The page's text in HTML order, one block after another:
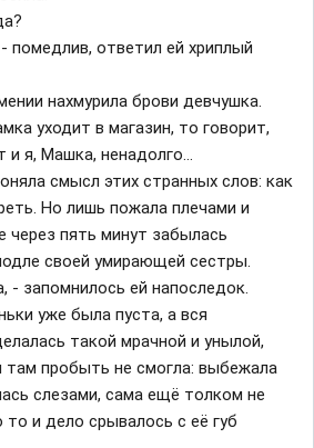
помедлив, ответил ей хриплый
нахмурила брови девчушка.
уходит в магазин, то говорит,
и я, Машка, ненадолго…
смысл этих странных слов: как
Но лишь пожала плечами и
через пять минут забылась
своей умирающей сестры.
- запомнилось ей напоследок.
уже была пуста, а вся
такой мрачной и унылой,
пробыть не смогла: выбежала
слезами, сама ещё толком не
и дело срывалось с её губ